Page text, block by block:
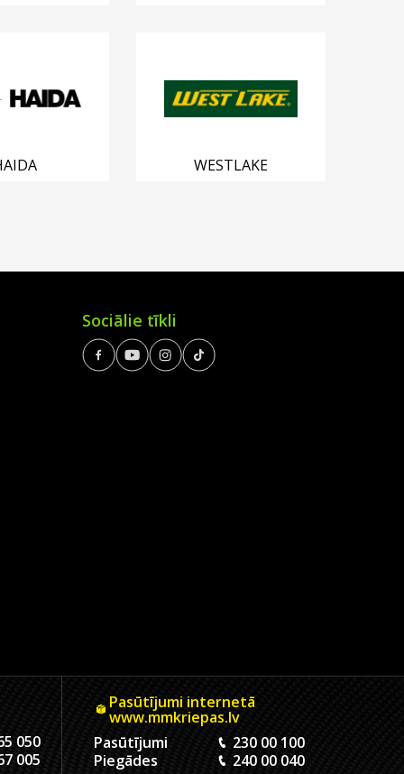
WESTLAKE
Sociālie tīkli
050
005
Pasūtījumi internetā
www.mmkriepas.lv
Pasūtījumi
230 00 100
Piegādes
240 00 040